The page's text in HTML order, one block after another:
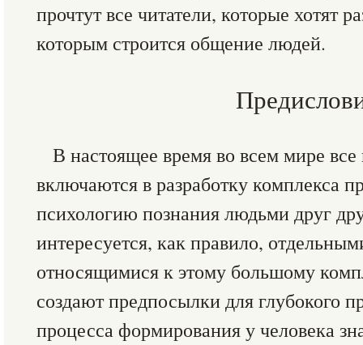
прочтут все читатели, которые хотят
которым строится общение людей.
В настоящее время во всем мире
включаются в разработку комплекса
психологию познания людьми друг
интересуется, как правило,
относящимися к этому большому
создают предпосылки для глубокого
процесса формирования у человека